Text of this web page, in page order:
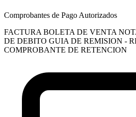
Comprobantes de Pago Autorizados
FACTURA BOLETA DE VENTA
DE DEBITO GUIA DE REMISION -
COMPROBANTE DE RETENCION